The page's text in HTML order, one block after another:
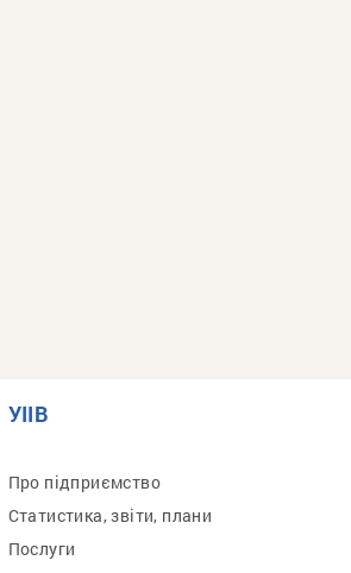
УІІВ
Про підприємство
Статистика, звіти, плани
Послуги